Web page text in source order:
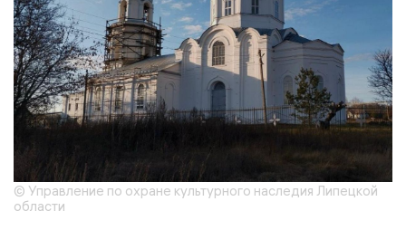
© Управление по охране культурного наследия Липецкой
области